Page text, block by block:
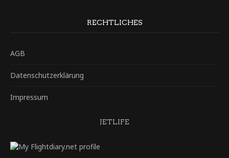
RECHTLICHES
AGB
Datenschutzerklärung
Impressum
JETLIFE